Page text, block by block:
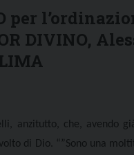
per
DIVINO,
anzitutto, che, avendo
di Dio. “”Sono una